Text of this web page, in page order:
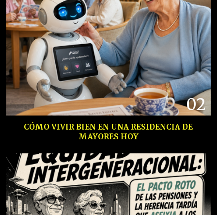
02
CÓMO VIVIR BIEN EN UNA RESIDENCIA DE
MAYORES HOY